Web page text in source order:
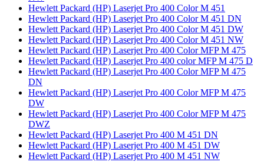
Hewlett Packard (HP) Laserjet Pro 400 Color M 451
Hewlett Packard (HP) Laserjet Pro 400 Color M 451 DN
Hewlett Packard (HP) Laserjet Pro 400 Color M 451 DW
Hewlett Packard (HP) Laserjet Pro 400 Color M 451 NW
Hewlett Packard (HP) Laserjet Pro 400 Color MFP M 475
Hewlett Packard (HP) Laserjet Pro 400 color MFP M 475 D
Hewlett Packard (HP) Laserjet Pro 400 Color MFP M 475
DN
Hewlett Packard (HP) Laserjet Pro 400 Color MFP M 475
DW
Hewlett Packard (HP) Laserjet Pro 400 Color MFP M 475
DWZ
Hewlett Packard (HP) Laserjet Pro 400 M 451 DN
Hewlett Packard (HP) Laserjet Pro 400 M 451 DW
Hewlett Packard (HP) Laserjet Pro 400 M 451 NW